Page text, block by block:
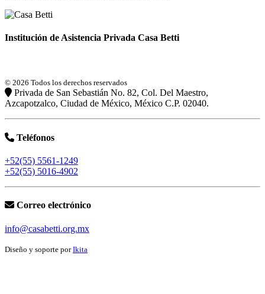
Institución de Asistencia Privada Casa Betti
© 2026 Todos los derechos reservados
Privada de San Sebastián No. 82, Col. Del Maestro,
Azcapotzalco, Ciudad de México, México C.P. 02040.
Teléfonos
+52(55) 5561-1249
+52(55) 5016-4902
Correo electrónico
info@casabetti.org.mx
Diseño y soporte porIkita